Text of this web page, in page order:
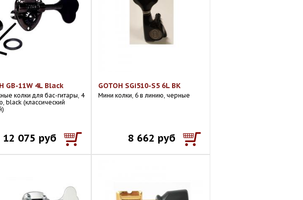
GB-11W 4L Black
колки для бас-гитары, 4
black (классический
12 075 руб
GOTOH SGi510-S5 6L BK
Мини колки, 6 в линию, черные
8 662 руб